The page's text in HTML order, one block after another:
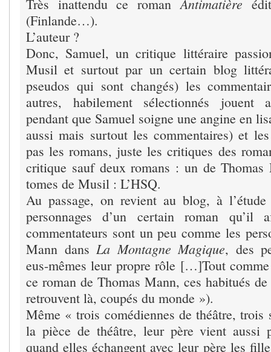
Très inattendu ce romanAntimatière
(Finlande…).
L’auteur ?
Donc, Samuel, un critique littéraire
Musil et surtout par un certain blog
pseudos qui sont changés) les
autres, habilement sélectionnés jouent
pendant que Samuel soigne une angine en
aussi mais surtout les commentaires) et
pas les romans, juste les critiques des
critique sauf deux romans : un de
tomes de Musil : L’HSQ.
Au passage, on revient au blog, à l’étude
personnages d’un certain roman qu’il
commentateurs sont un peu comme les
Mann dansLa Montagne Magique, des
eus-mêmes leur propre rôle […]Tout comme
ce roman de Thomas Mann, ces habitués
retrouvent là, coupés du monde »).
Même « trois comédiennes de théâtre, trois
la pièce de théâtre, leur père vient aussi
quand elles échangent avec leur père les